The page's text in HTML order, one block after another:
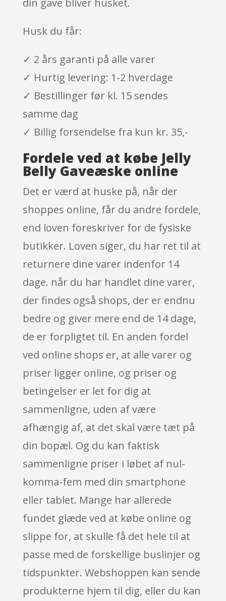
Husk du får:
✓ 2 års garanti på alle varer
✓ Hurtig levering: 1-2 hverdage
✓ Bestillinger før kl. 15 sendes
samme dag
✓ Billig forsendelse fra kun kr. 35,-
Fordele ved at købe Jelly
Belly Gaveæske online
Det er værd at huske på, når der
shoppes online, får du andre fordele,
end loven foreskriver for de fysiske
butikker. Loven siger, du har ret til at
returnere dine varer indenfor 14
dage. når du har handlet dine varer,
der findes også shops, der er endnu
bedre og giver mere end de 14 dage,
de er forpligtet til. En anden fordel
ved online shops er, at alle varer og
priser ligger online, og priser og
betingelser er let for dig at
sammenligne, uden af være
afhængig af, at det skal være tæt på
din bopæl. Og du kan faktisk
sammenligne priser i løbet af nul-
komma-fem med din smartphone
eller tablet. Mange har allerede
fundet glæde ved at købe online og
slippe for, at skulle få det hele til at
passe med de forskellige buslinjer og
tidspunkter. Webshoppen kan sende
produkterne hjem til dig, eller du kan